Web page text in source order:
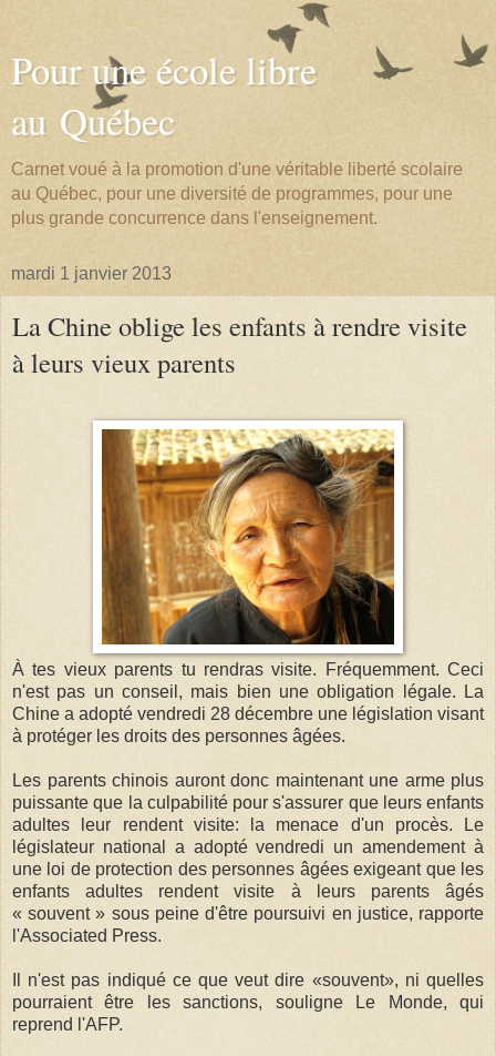
Pour une école libre
au Québec
Carnet voué à la promotion d'une véritable liberté scolaire
au Québec, pour une diversité de programmes, pour une
plus grande concurrence dans l'enseignement.
mardi 1 janvier 2013
La Chine oblige les enfants à rendre visite
à leurs vieux parents
À tes vieux parents tu rendras visite. Fréquemment. Ceci
n'est pas un conseil, mais bien une obligation légale. La
Chine a adopté vendredi 28 décembre une législation visant
à protéger les droits des personnes âgées.
Les parents chinois auront donc maintenant une arme plus
puissante que la culpabilité pour s'assurer que leurs enfants
adultes leur rendent visite: la menace d'un procès. Le
législateur national a adopté vendredi un amendement à
une loi de protection des personnes âgées exigeant que les
enfants adultes rendent visite à leurs parents âgés
« souvent » sous peine d'être poursuivi en justice, rapporte
l'Associated Press.
Il n'est pas indiqué ce que veut dire «souvent», ni quelles
pourraient être les sanctions, souligne Le Monde, qui
reprend l'AFP.